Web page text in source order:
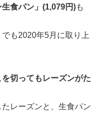
生食パン」(1,079円)も
も2020年5月に取り上
を切ってもレーズンがた
レーズンと、生食パン